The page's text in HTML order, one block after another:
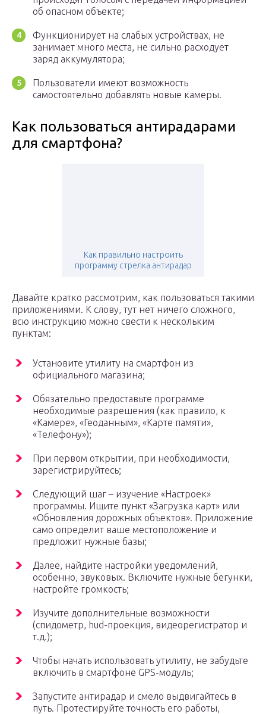
об опасном объекте;
Функционирует на слабых устройствах, не
занимает много места, не сильно расходует
заряд аккумулятора;
Пользователи имеют возможность
самостоятельно добавлять новые камеры.
Как пользоваться антирадарами
для смартфона?
Как правильно настроить
программу стрелка антирадар
Давайте кратко рассмотрим, как пользоваться такими
приложениями. К слову, тут нет ничего сложного,
всю инструкцию можно свести к нескольким
пунктам:
Установите утилиту на смартфон из
официального магазина;
Обязательно предоставьте программе
необходимые разрешения (как правило, к
«Камере», «Геоданным», «Карте памяти»,
«Телефону»);
При первом открытии, при необходимости,
зарегистрируйтесь;
Следующий шаг – изучение «Настроек»
программы. Ищите пункт «Загрузка карт» или
«Обновления дорожных объектов». Приложение
само определит ваше местоположение и
предложит нужные базы;
Далее, найдите настройки уведомлений,
особенно, звуковых. Включите нужные бегунки,
настройте громкость;
Изучите дополнительные возможности
(спидометр, hud-проекция, видеорегистратор и
т.д.);
Чтобы начать использовать утилиту, не забудьте
включить в смартфоне GPS-модуль;
Запустите антирадар и смело выдвигайтесь в
путь. Протестируйте точность его работы,